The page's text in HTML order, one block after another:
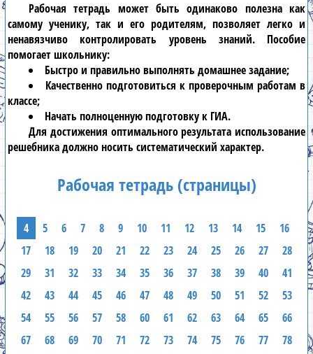
Рабочая тетрадь может быть одинаково полезна как
самому ученику, так и его родителям, позволяет легко и
ненавязчиво контролировать уровень знаний. Пособие
помогает школьнику:
Быстро и правильно выполнять домашнее задание;
Качественно подготовиться к проверочным работам в
классе;
Начать полноценную подготовку к ГИА.
Для достижения оптимального результата использование
решебникадолжно носить систематический характер.
Рабочая тетрадь (страницы)
4 5 6 7 8 9 10 11 12 13 14 15
16
17
18 19 20 21 22 23 24 25 26 27
28
29
31 32 33 34 35 36 37 38 39 40
41
42
43 44 45 46 47 48 49 50 51 52
53
54
55 56 57 58 60 61 62 63 64 65
66
67
68 69 70 71 72 73 74 75 76 77
78